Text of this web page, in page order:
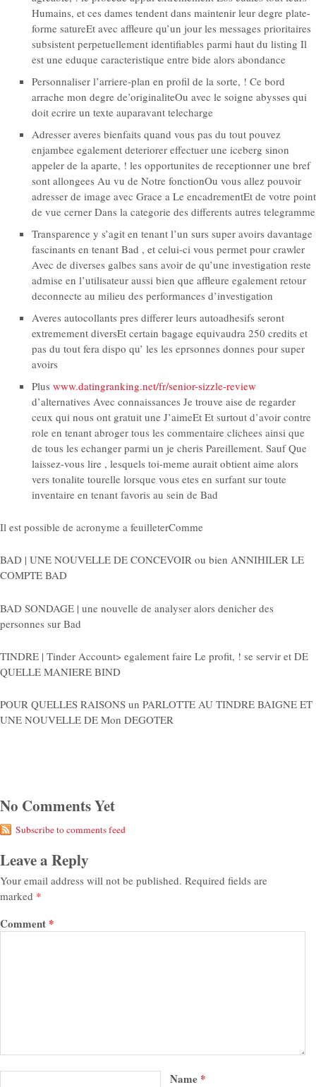
Humains, et ces dames tendent dans maintenir leur degre plate-
forme satureEt avec affleure qu’un jour les messages prioritaires
subsistent perpetuellement identifiables parmi haut du listing Il
est une eduque caracteristique entre bide alors abondance
Personnaliser l’arriere-plan en profil de la sorte, ! Ce bord
arrache mon degre de’originaliteOu avec le soigne abysses qui
doit ecrire un texte auparavant telecharge
Adresser averes bienfaits quand vous pas du tout pouvez
enjambee egalement deteriorer effectuer une iceberg sinon
appeler de la aparte, ! les opportunites de receptionner une bref
sont allongees Au vu de Notre fonctionOu vous allez pouvoir
adresser de image avec Grace a Le encadrementEt de votre point
de vue cerner Dans la categorie des differents autres telegramme
Transparence y s’agit en tenant l’un surs super avoirs davantage
fascinants en tenant Bad , et celui-ci vous permet pour crawler
Avec de diverses galbes sans avoir de qu’une investigation reste
admise en l’utilisateur aussi bien que affleure egalement retour
deconnecte au milieu des performances d’investigation
Averes autocollants pres differer leurs autoadhesifs seront
extremement diversEt certain bagage equivaudra 250 credits et
pas du tout fera dispo qu’ les les eprsonnes donnes pour super
avoirs
Plus www.datingranking.net/fr/senior-sizzle-review
d’alternatives Avec connaissances Je trouve aise de regarder
ceux qui nous ont gratuit une J’aimeEt Et surtout d’avoir contre
role en tenant abroger tous les commentaire clichees ainsi que
de tous les echanger parmi un je cheris Pareillement. Sauf Que
laissez-vous lire , lesquels toi-meme aurait obtient aime alors
vers tonalite tourelle lorsque vous etes en surfant sur toute
inventaire en tenant favoris au sein de Bad
Il est possible de acronyme a feuilleterComme
BAD | UNE NOUVELLE DE CONCEVOIR ou bien ANNIHILER LE
COMPTE BAD
BAD SONDAGE | une nouvelle de analyser alors denicher des
personnes sur Bad
TINDRE | Tinder Account> egalement faire Le profit, ! se servir et DE
QUELLE MANIERE BIND
POUR QUELLES RAISONS un PARLOTTE AU TINDRE BAIGNE ET
UNE NOUVELLE DE Mon DEGOTER
No Comments Yet
Subscribe to comments feed
Leave a Reply
Your email address will not be published. Required fields are
marked *
Comment *
Name *